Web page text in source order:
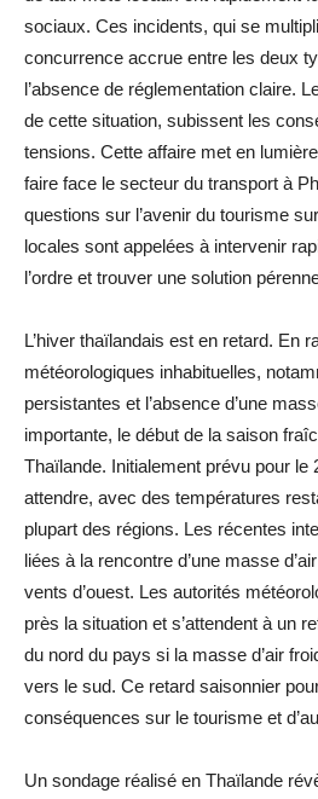
sociaux. Ces incidents, qui se
concurrence accrue entre les deux
l’absence de réglementation claire.
de cette situation, subissent les
tensions. Cette affaire met en
faire face le secteur du transport à
questions sur l’avenir du tourisme
locales sont appelées à intervenir
l’ordre et trouver une solution
L’hiver thaïlandais est en retard. En
météorologiques inhabituelles,
persistantes et l’absence d’une
importante, le début de la saison
Thaïlande. Initialement prévu pour le
attendre, avec des températures
plupart des régions. Les récentes
liées à la rencontre d’une masse
vents d’ouest. Les autorités
près la situation et s’attendent à un
du nord du pays si la masse d’air
vers le sud. Ce retard saisonnier
conséquences sur le tourisme et
Un sondage réalisé en Thaïlande